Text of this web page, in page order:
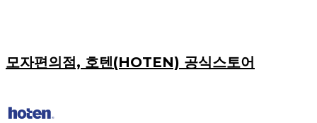
모자편의점, 호텐(HOTEN) 공식스토어